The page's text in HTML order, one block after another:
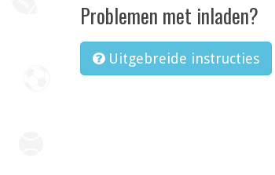
Problemen met inladen?
Uitgebreide instructies